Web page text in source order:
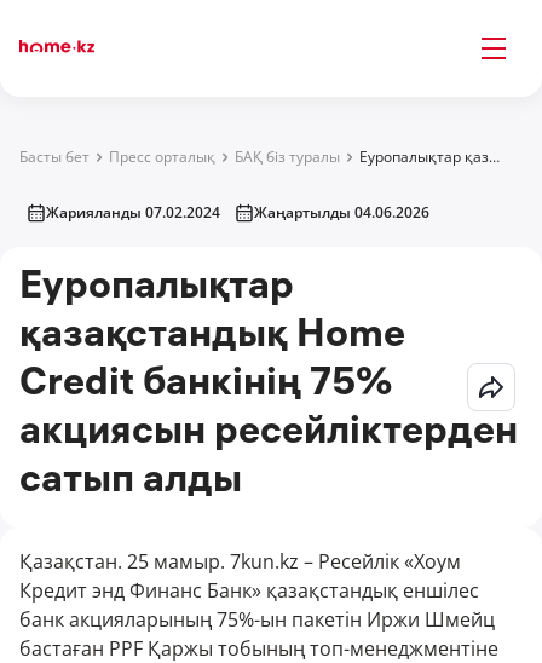
Басты бет Пресс орталық БАҚ біз туралы Еуропалықтар қазақстандық Home Credit банкінің 75% акциясын ресейліктерден сатып алды
Жарияланды 07.02.2024 Жаңартылды 04.06.2026
Еуропалықтар
қазақстандық Home
Credit банкінің 75%
акциясын ресейліктерден
сатып алды
Қазақстан. 25 мамыр. 7kun.kz – Ресейлік «Хоум
Кредит энд Финанс Банк» қазақстандық еншілес
банк акцияларының 75%-ын пакетін Иржи Шмейц
бастаған PPF Қаржы тобының топ-менеджментіне